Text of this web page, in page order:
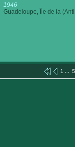
1946
Guadeloupe, Île de la
1 ... 5